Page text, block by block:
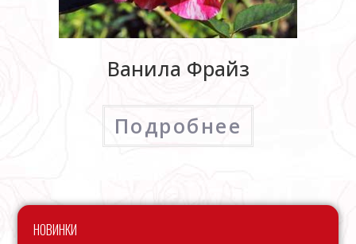
Ванила Фрайз
Подробнее
НОВИНКИ